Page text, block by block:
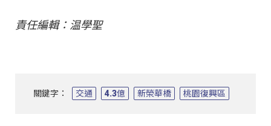
責任編輯：温學聖
關鍵字： 交通 4.3億 新榮華橋 桃園復興區